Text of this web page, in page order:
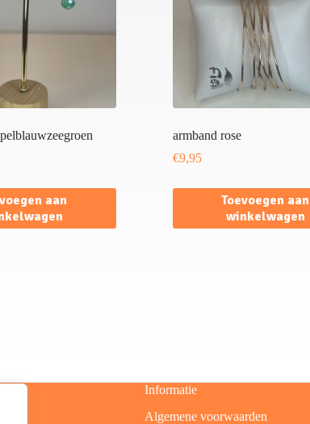
aan
armband rose
€9,95
Toevoegen aan
winkelwagen
Informatie
Algemene voorwaarden